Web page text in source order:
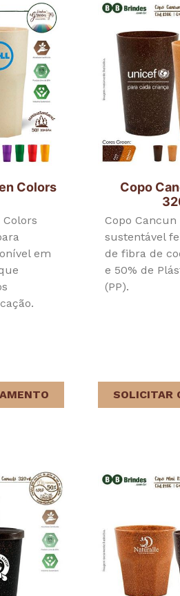
Colors
Colors
em
Copo
Copo
sustentável
de fibra de
e 50% de
(PP).
SOLICITAR